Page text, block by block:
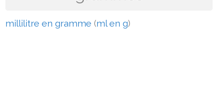
millilitre en gramme (ml en g)